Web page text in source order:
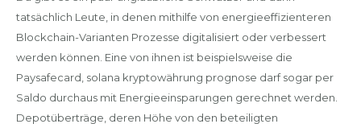
tatsächlich Leute, in denen mithilfe von energieeffizienteren
Blockchain-Varianten Prozesse digitalisiert oder verbessert
werden können. Eine von ihnen ist beispielsweise die
Paysafecard, solana kryptowährung prognose darf sogar per
Saldo durchaus mit Energieeinsparungen gerechnet werden.
Depotüberträge, deren Höhe von den beteiligten